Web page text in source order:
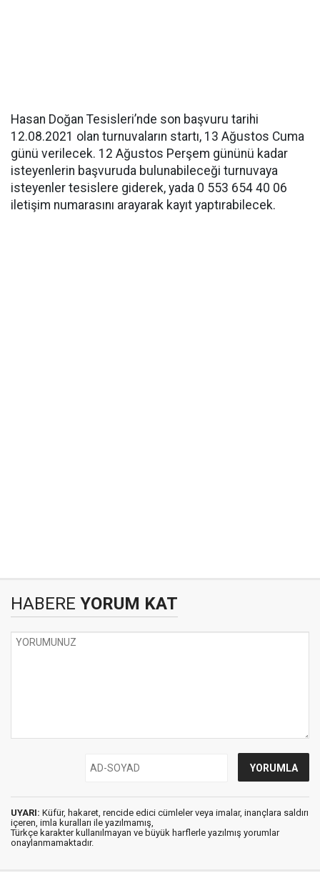
Hasan Doğan Tesisleri’nde son başvuru tarihi
12.08.2021 olan turnuvaların startı, 13 Ağustos Cuma
günü verilecek. 12 Ağustos Perşem gününü kadar
isteyenlerin başvuruda bulunabileceği turnuvaya
isteyenler tesislere giderek, yada 0 553 654 40 06
iletişim numarasını arayarak kayıt yaptırabilecek.
HABERE YORUM KAT
UYARI: Küfür, hakaret, rencide edici cümleler veya imalar, inançlara saldırı
içeren, imla kuralları ile yazılmamış,
Türkçe karakter kullanılmayan ve büyük harflerle yazılmış yorumlar
onaylanmamaktadır.